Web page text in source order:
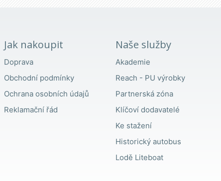
Jak nakoupit
Doprava
Obchodní podmínky
Ochrana osobních údajů
Reklamační řád
Naše služby
Akademie
Reach - PU výrobky
Partnerská zóna
Klíčoví dodavatelé
Ke stažení
Historický autobus
Lodě Liteboat